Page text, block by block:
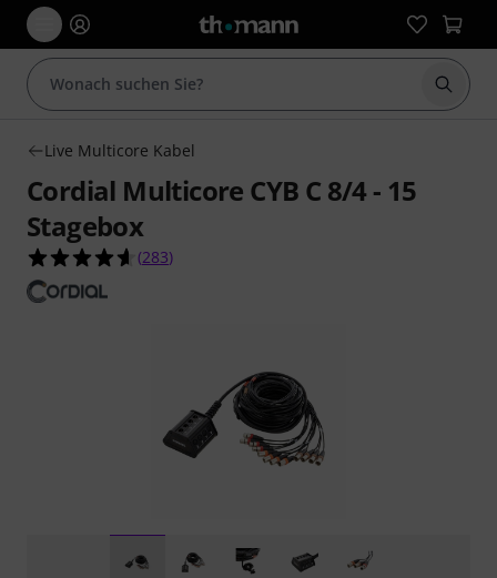
Suche
Live Multicore Kabel
Cordial Multicore CYB C 8/4 - 15
Stagebox
4.6 von 5 Sternen aus 283 Kundenbewertungen
(283)